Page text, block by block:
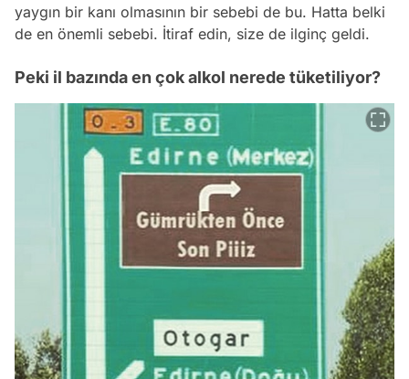
yaygın bir kanı olmasının bir sebebi de bu. Hatta belki
de en önemli sebebi. İtiraf edin, size de ilginç geldi.
Peki il bazında en çok alkol nerede tüketiliyor?